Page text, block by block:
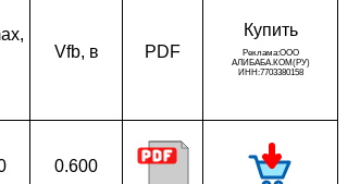
Vfb, в PDF
Ку­пить
0.600